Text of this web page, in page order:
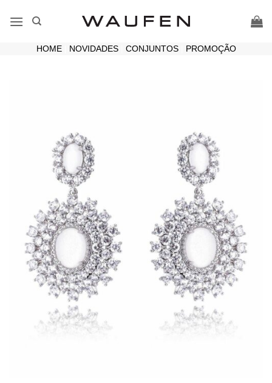
HOME| NOVIDADES| CONJUNTOS| PROMOÇÃO